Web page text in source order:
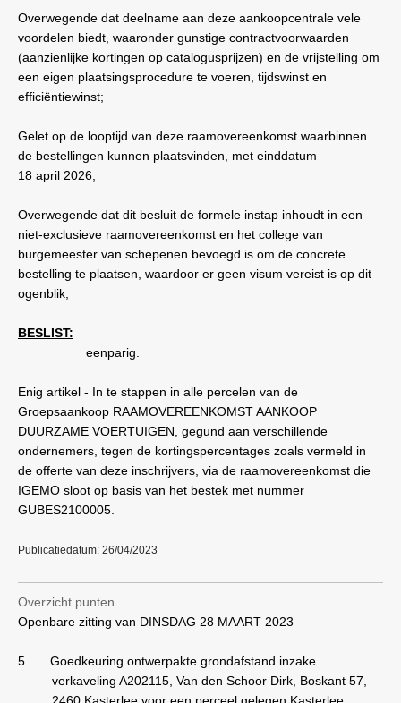
Overwegende dat deelname aan deze aankoopcentrale vele
voordelen biedt, waaronder gunstige contractvoorwaarden
(aanzienlijke kortingen op catalogusprijzen) en de vrijstelling om
een eigen plaatsingsprocedure te voeren, tijdswinst en
efficiëntiewinst;
Gelet op de looptijd van deze raamovereenkomst waarbinnen
de bestellingen kunnen plaatsvinden, met einddatum
18 april 2026;
Overwegende dat dit besluit de formele instap inhoudt in een
niet-exclusieve raamovereenkomst en het college van
burgemeester van schepenen bevoegd is om de concrete
bestelling te plaatsen, waardoor er geen visum vereist is op dit
ogenblik;
BESLIST:
eenparig.
Enig artikel - In te stappen in alle percelen van de
Groepsaankoop RAAMOVEREENKOMST AANKOOP
DUURZAME VOERTUIGEN, gegund aan verschillende
ondernemers, tegen de kortingspercentages zoals vermeld in
de offerte van deze inschrijvers, via de raamovereenkomst die
IGEMO sloot op basis van het bestek met nummer
GUBES2100005.
Publicatiedatum: 26/04/2023
Overzicht punten
Openbare zitting van DINSDAG 28 MAART 2023
5.
Goedkeuring ontwerpakte grondafstand inzake
verkaveling A202115, Van den Schoor Dirk, Boskant 57,